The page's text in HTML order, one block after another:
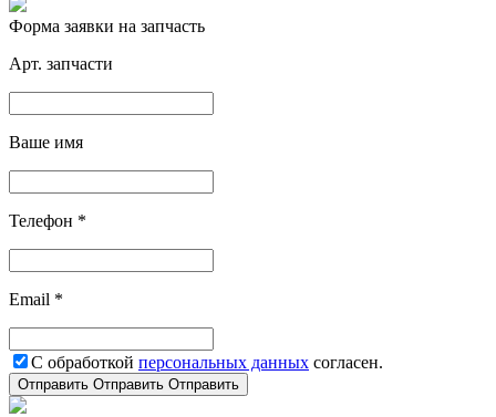
Форма заявки на запчасть
Арт. запчасти
Ваше имя
Телефон *
Email *
С обработкой персональных данных согласен.
Отправить Отправить Отправить